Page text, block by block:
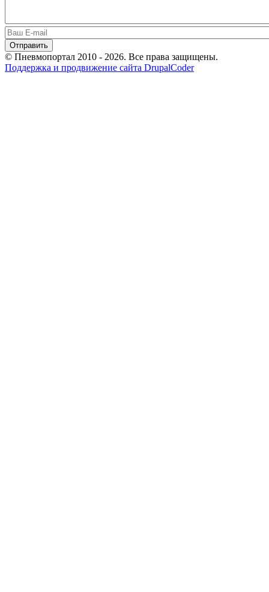
© Пневмопортал 2010 - 2026. Все права защищены.
Поддержка и продвижение сайта DrupalCoder